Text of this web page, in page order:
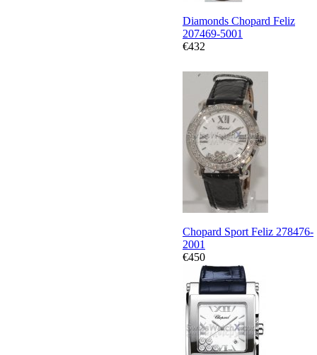
Diamonds Chopard Feliz
207469-5001
€432
Chopard Sport Feliz 278476-
2001
€450